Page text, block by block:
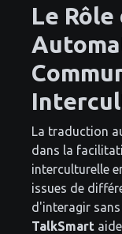
Le
La traduction
dans la
interculturelle
issues de
d'interagir
TalkSmart